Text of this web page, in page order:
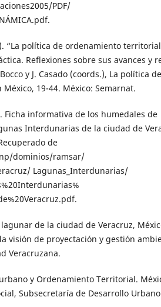
PDF/
“La política de ordenamiento
Reflexiones sobre sus avances y
y J. Casado (coords.), La política de
19-44. México: Semarnat.
Ficha informativa de los humedales de
Interdunarias de la ciudad de
de
dominios/ramsar/
Lagunas_Interdunarias/
de la ciudad de Veracruz,
visión de proyectación y gestión
Veracruzana.
y Ordenamiento Territorial.
Subsecretaría de Desarrollo